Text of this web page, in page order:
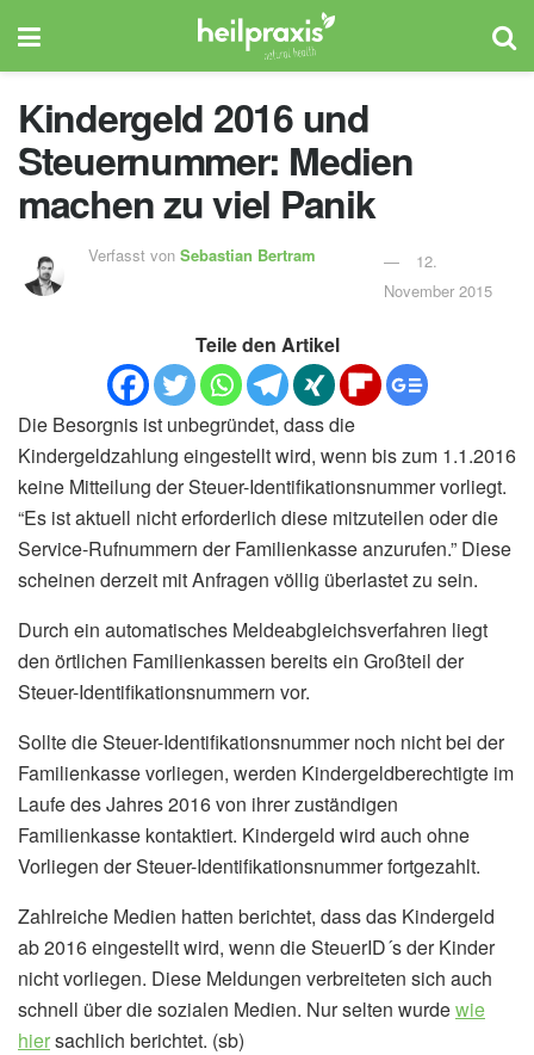
Kindergeld 2016 und
Steuernummer: Medien
machen zu viel Panik
Verfasst von Sebastian Bertram
12.
November 2015
Teile den Artikel
Die Besorgnis ist unbegründet, dass die
Kindergeldzahlung eingestellt wird, wenn bis zum 1.1.2016
keine Mitteilung der Steuer-Identifikationsnummer vorliegt.
“Es ist aktuell nicht erforderlich diese mitzuteilen oder die
Service-Rufnummern der Familienkasse anzurufen.” Diese
scheinen derzeit mit Anfragen völlig überlastet zu sein.
Durch ein automatisches Meldeabgleichsverfahren liegt
den örtlichen Familienkassen bereits ein Großteil der
Steuer-Identifikationsnummern vor.
Sollte die Steuer-Identifikationsnummer noch nicht bei der
Familienkasse vorliegen, werden Kindergeldberechtigte im
Laufe des Jahres 2016 von ihrer zuständigen
Familienkasse kontaktiert. Kindergeld wird auch ohne
Vorliegen der Steuer-Identifikationsnummer fortgezahlt.
Zahlreiche Medien hatten berichtet, dass das Kindergeld
ab 2016 eingestellt wird, wenn die SteuerID´s der Kinder
nicht vorliegen. Diese Meldungen verbreiteten sich auch
schnell über die sozialen Medien. Nur selten wurdewie
hiersachlich berichtet. (sb)